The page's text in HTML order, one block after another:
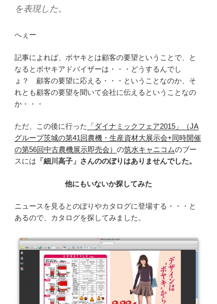
を表現した。
へぇー
記事によれば、ボヤキとは顧客の要望ということで、と
なるとボヤキアドバイザーは・・・どうするんでし
ょ？ 顧客の要望に応える・・・ということなのか、そ
れとも顧客の要望を聞いて会社に伝えるということなの
か・・・
ただ、この後に行った
「ダイナミックフェア2015」（JA
グループ茨城の第41回農機・生産資材大展示会+同時開催
の第56回中古農機展示即売会） の筑水キャニコムのブー
スには 「細川高子」さんののぼりはありませんでした。
他にもいないか探してみた
ニュースを見るとのぼりやカタログに登場する・・・と
あるので、カタログを探してみました。